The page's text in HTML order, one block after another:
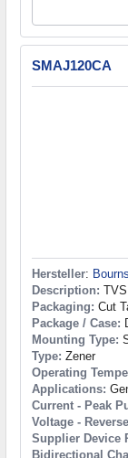
SMAJ120CA
Hersteller:
Description:
Packaging: Cut
Package / Case:
Mounting Type:
Type: Zener
Operating
Applications:
Current - Peak
Voltage -
Supplier Device
Bidirectional